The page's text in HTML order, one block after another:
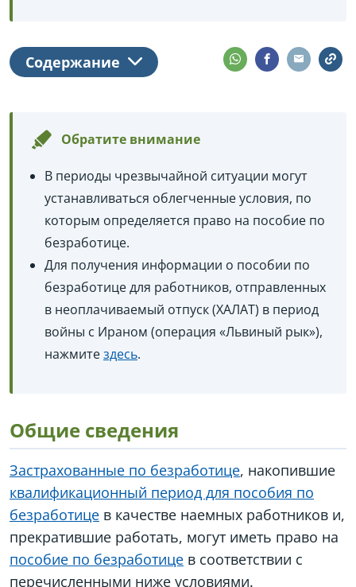
Содержание
Обратите внимание
В периоды чрезвычайной ситуации могут
устанавливаться облегченные условия, по
которым определяется право на пособие по
безработице.
Для получения информации о пособии по
безработице для работников, отправленных
в неоплачиваемый отпуск (ХАЛАТ) в период
войны с Ираном (операция «Львиный рык»),
нажмитездесь.
Общие сведения
Застрахованные по безработице, накопившие
квалификационный период для пособия по
безработице в качестве наемных работников и,
прекратившие работать, могут иметь право на
пособие по безработице в соответствии с
перечисленными ниже условиями.